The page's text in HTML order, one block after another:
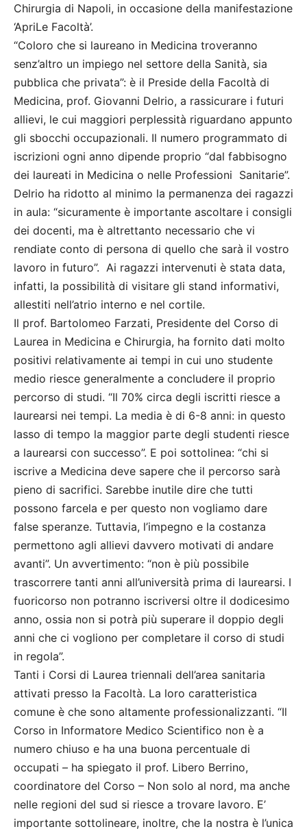
Chirurgia di Napoli, in occasione della manifestazione
‘ApriLe Facoltà’.
“Coloro che si laureano in Medicina troveranno
senz’altro un impiego nel settore della Sanità, sia
pubblica che privata”: è il Preside della Facoltà di
Medicina, prof. Giovanni Delrio, a rassicurare i futuri
allievi, le cui maggiori perplessità riguardano appunto
gli sbocchi occupazionali. Il numero programmato di
iscrizioni ogni anno dipende proprio “dal fabbisogno
dei laureati in Medicina o nelle Professioni Sanitarie”.
Delrio ha ridotto al minimo la permanenza dei ragazzi
in aula: “sicuramente è importante ascoltare i consigli
dei docenti, ma è altrettanto necessario che vi
rendiate conto di persona di quello che sarà il vostro
lavoro in futuro”. Ai ragazzi intervenuti è stata data,
infatti, la possibilità di visitare gli stand informativi,
allestiti nell’atrio interno e nel cortile.
Il prof. Bartolomeo Farzati, Presidente del Corso di
Laurea in Medicina e Chirurgia, ha fornito dati molto
positivi relativamente ai tempi in cui uno studente
medio riesce generalmente a concludere il proprio
percorso di studi. “Il 70% circa degli iscritti riesce a
laurearsi nei tempi. La media è di 6-8 anni: in questo
lasso di tempo la maggior parte degli studenti riesce
a laurearsi con successo”. E poi sottolinea: “chi si
iscrive a Medicina deve sapere che il percorso sarà
pieno di sacrifici. Sarebbe inutile dire che tutti
possono farcela e per questo non vogliamo dare
false speranze. Tuttavia, l’impegno e la costanza
permettono agli allievi davvero motivati di andare
avanti”. Un avvertimento: “non è più possibile
trascorrere tanti anni all’università prima di laurearsi. I
fuoricorso non potranno iscriversi oltre il dodicesimo
anno, ossia non si potrà più superare il doppio degli
anni che ci vogliono per completare il corso di studi
in regola”.
Tanti i Corsi di Laurea triennali dell’area sanitaria
attivati presso la Facoltà. La loro caratteristica
comune è che sono altamente professionalizzanti. “Il
Corso in Informatore Medico Scientifico non è a
numero chiuso e ha una buona percentuale di
occupati – ha spiegato il prof. Libero Berrino,
coordinatore del Corso – Non solo al nord, ma anche
nelle regioni del sud si riesce a trovare lavoro. E’
importante sottolineare, inoltre, che la nostra è l’unica